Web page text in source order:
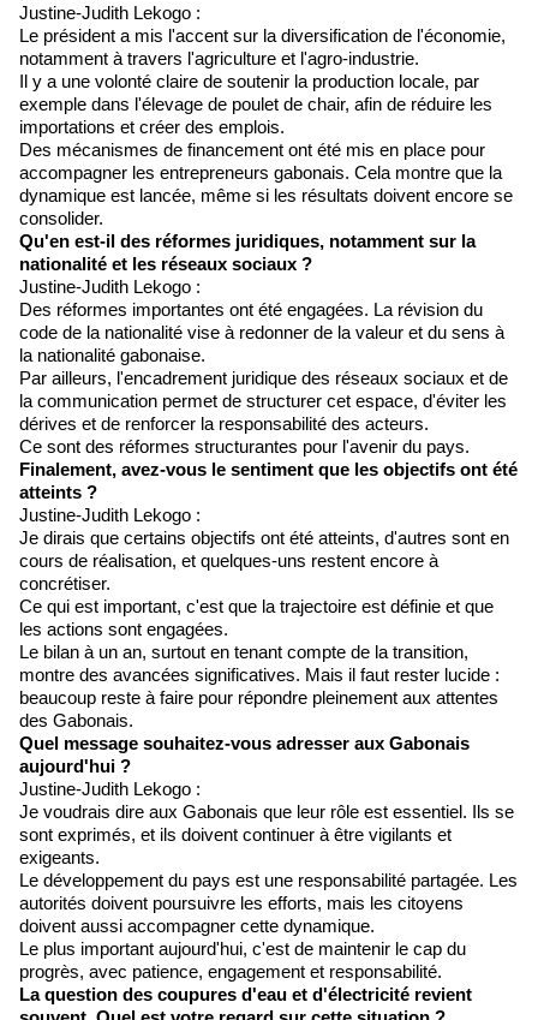
Justine-Judith Lekogo :
Le président a mis l'accent sur la diversification de l'économie,
notamment à travers l'agriculture et l'agro-industrie.
Il y a une volonté claire de soutenir la production locale, par
exemple dans l'élevage de poulet de chair, afin de réduire les
importations et créer des emplois.
Des mécanismes de financement ont été mis en place pour
accompagner les entrepreneurs gabonais. Cela montre que la
dynamique est lancée, même si les résultats doivent encore se
consolider.
Qu'en est-il des réformes juridiques, notamment sur la
nationalité et les réseaux sociaux ?
Justine-Judith Lekogo :
Des réformes importantes ont été engagées. La révision du
code de la nationalité vise à redonner de la valeur et du sens à
la nationalité gabonaise.
Par ailleurs, l'encadrement juridique des réseaux sociaux et de
la communication permet de structurer cet espace, d'éviter les
dérives et de renforcer la responsabilité des acteurs.
Ce sont des réformes structurantes pour l'avenir du pays.
Finalement, avez-vous le sentiment que les objectifs ont été
atteints ?
Justine-Judith Lekogo :
Je dirais que certains objectifs ont été atteints, d'autres sont en
cours de réalisation, et quelques-uns restent encore à
concrétiser.
Ce qui est important, c'est que la trajectoire est définie et que
les actions sont engagées.
Le bilan à un an, surtout en tenant compte de la transition,
montre des avancées significatives. Mais il faut rester lucide :
beaucoup reste à faire pour répondre pleinement aux attentes
des Gabonais.
Quel message souhaitez-vous adresser aux Gabonais
aujourd'hui ?
Justine-Judith Lekogo :
Je voudrais dire aux Gabonais que leur rôle est essentiel. Ils se
sont exprimés, et ils doivent continuer à être vigilants et
exigeants.
Le développement du pays est une responsabilité partagée. Les
autorités doivent poursuivre les efforts, mais les citoyens
doivent aussi accompagner cette dynamique.
Le plus important aujourd'hui, c'est de maintenir le cap du
progrès, avec patience, engagement et responsabilité.
La question des coupures d'eau et d'électricité revient